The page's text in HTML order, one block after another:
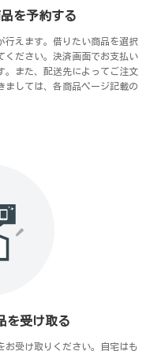
を予約する
行えます。借りたい商品を選択
ください。決済画面でお支払い
。また、配送先によってご注文
ましては、各商品ページ記載の
を受け取る
受け取りください。自宅はも